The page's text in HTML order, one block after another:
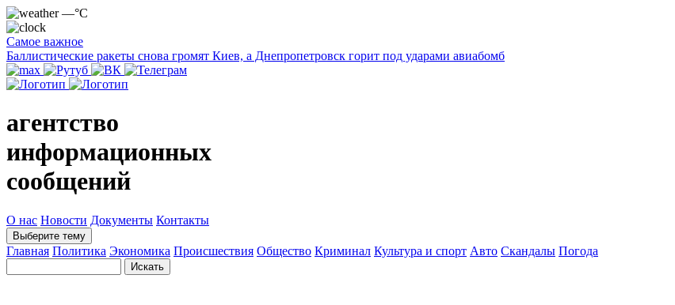
—°C
Самое важное
Баллистические ракеты снова громят Киев, а Днепропетровск горит под ударами авиабомб
агентство
информационных
сообщений
О нас Новости Документы Контакты
Выберите тему
Главная Политика Экономика Происшествия Общество Криминал Культура и спорт Авто Скандалы Погода